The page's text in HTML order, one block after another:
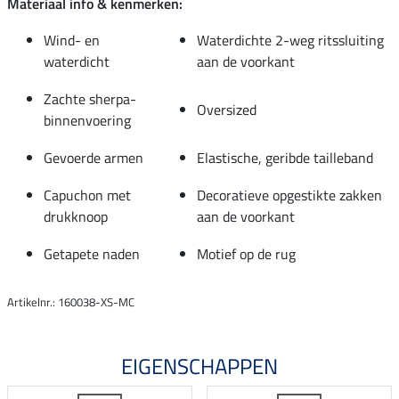
Wind- en
waterdicht
Waterdichte 2-weg ritssluiting
aan de voorkant
Zachte sherpa-
binnenvoering
Oversized
Gevoerde armen
Elastische, geribde tailleband
Capuchon met
drukknoop
Decoratieve opgestikte zakken
aan de voorkant
Getapete naden
Motief op de rug
Artikelnr.: 160038-XS-MC
EIGENSCHAPPEN